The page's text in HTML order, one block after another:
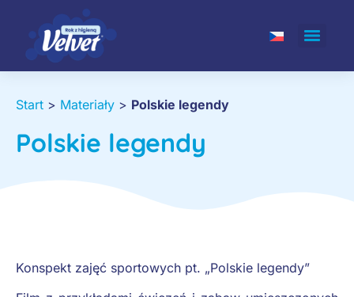
Start > Materiały > Polskie legendy
Polskie legendy
Konspekt zajęć sportowych pt. „Polskie legendy”